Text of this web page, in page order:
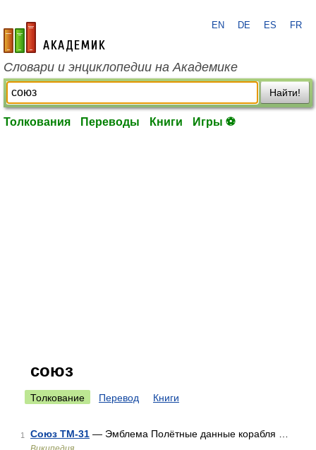
academic.ru
EN DE ES FR
Словари и энциклопедии на Академике
Найти!
Толкования Переводы Книги Игры ⚽
союз
Толкование Перевод Книги
1 Союз ТМ-31 — Эмблема Полётные данные корабля …